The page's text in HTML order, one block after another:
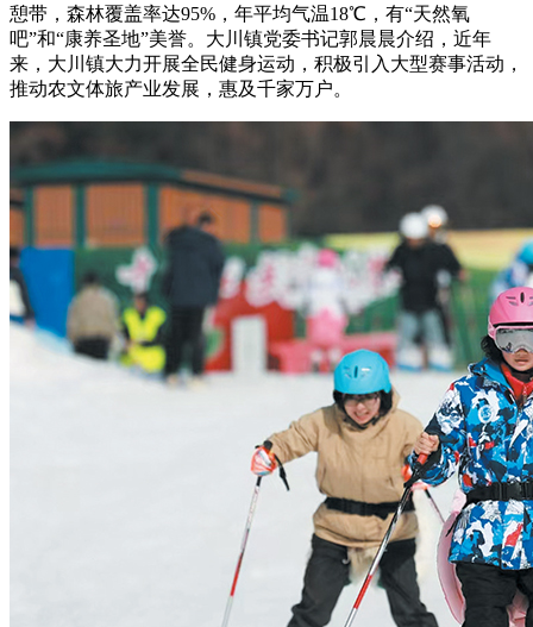
憩带，森林覆盖率达95%，年平均气温18℃，有“天然氧
吧”和“康养圣地”美誉。大川镇党委书记郭晨晨介绍，近年
来，大川镇大力开展全民健身运动，积极引入大型赛事活动，
推动农文体旅产业发展，惠及千家万户。